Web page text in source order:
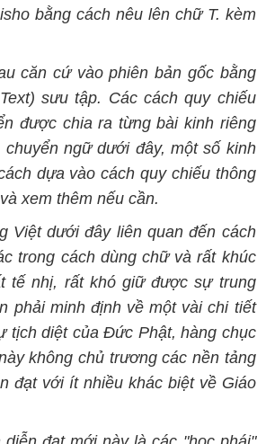
bằng cách nêu lên chữ T. kèm
căn cứ vào phiên bản gốc bằng
sưu tập. Các cách quy chiếu
được chiara từng bài kinh riêng
ngữ dưới đây, một số kinh
dựa vào cách quy chiếu thông
xem thêm nếu cần.
Việt dưới đây liên quan đến cách
trong cách dùng chữ và rất khúc
tế nhị, rất khó giữ được sự trung
phải minh định về một vài chi tiết
tịch diệt của Đức Phật, hàng chục
không chủ trương các nền tảng
đạt với ít nhiều khác biệt về Giáo